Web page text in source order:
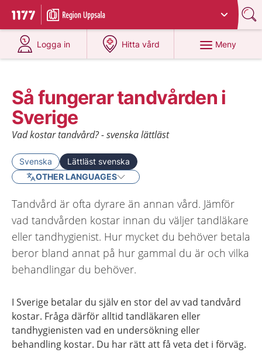
Till startsidan för 1177
Du har valt region
Logga in
på 1177.se
Hitta vård
på 1177.se
Meny
Så fungerar tandvården i
Sverige
Vad kostar tandvård? - svenska lättläst
Svenska
Lättläst svenska
OTHER LANGUAGES
Tandvård är ofta dyrare än annan vård. Jämför
vad tandvården kostar innan du väljer tandläkare
eller tandhygienist. Hur mycket du behöver betala
beror bland annat på hur gammal du är och vilka
behandlingar du behöver.
I Sverige betalar du själv en stor del av vad tandvård
kostar. Fråga därför alltid tandläkaren eller
tandhygienisten vad en undersökning eller
behandling kostar. Du har rätt att få veta det i förväg.